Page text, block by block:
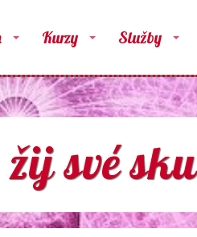
Kurzy Služby
své